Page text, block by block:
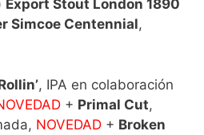
Export Stout London 1890
Simcoe Centennial,
, IPA en colaboración
+ Primal Cut,
NOVEDAD + Broken